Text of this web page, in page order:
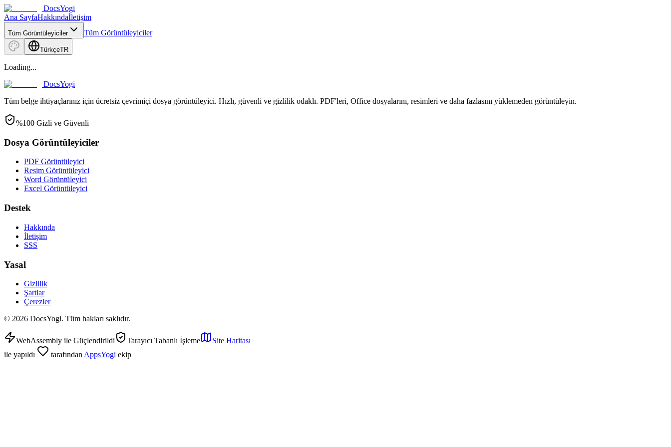
DocsYogi
Ana SayfaHakkındaİletişim
Tüm Görüntüleyiciler Tüm Görüntüleyiciler
TürkçeTR
Loading...
DocsYogi
Tüm belge ihtiyaçlarınız için ücretsiz çevrimiçi dosya görüntüleyici. Hızlı, güvenli ve gizlilik odaklı. PDF'leri, Office dosyalarını, resimleri ve daha fazlasını yüklemeden görüntüleyin.
%100 Gizli ve Güvenli
Dosya Görüntüleyiciler
PDF Görüntüleyici
Resim Görüntüleyici
Word Görüntüleyici
Excel Görüntüleyici
Destek
Hakkında
İletişim
SSS
Yasal
Gizlilik
Şartlar
Çerezler
© 2026 DocsYogi. Tüm hakları saklıdır.
WebAssembly ile Güçlendirildi Tarayıcı Tabanlı İşleme
Site Haritası
ile yapıldı
tarafından AppsYogi ekip